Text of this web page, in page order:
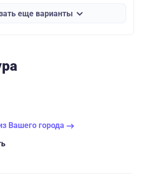
еще варианты
Вашего города